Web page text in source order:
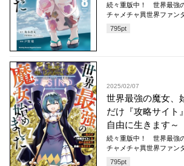
続々重版中！ 世界最強
チャメチャ異世界ファン
795pt
2025/02/07
世界最強の魔女
だけ『攻略サイト
自由に生きます～
続々重版中！ 世界最強
チャメチャ異世界ファン
795pt